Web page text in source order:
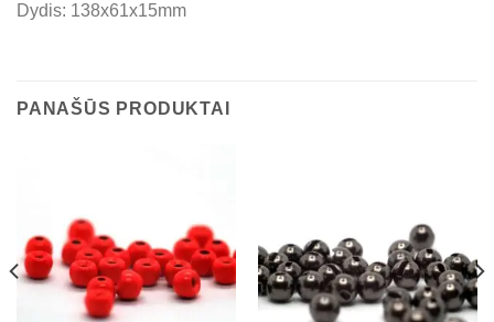
Dydis: 138x61x15mm
PANAŠŪS PRODUKTAI